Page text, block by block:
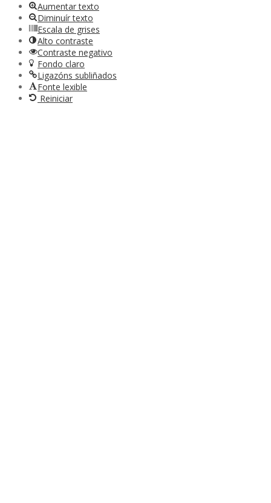
Aumentar texto
Diminuír texto
Escala de grises
Alto contraste
Contraste negativo
Fondo claro
Ligazóns subliñados
Fonte lexible
Reiniciar